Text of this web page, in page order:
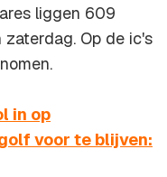
liggen 609
Op de ic's
in op
voor te blijven: